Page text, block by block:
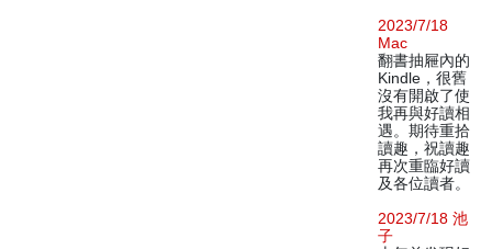
2023/7/18
Mac
翻書抽屜內的
Kindle，很舊
沒有開啟了使
我再與好讀相
遇。期待重拾
讀趣，祝讀趣
再次重臨好讀
及各位讀者。
2023/7/18 池
子